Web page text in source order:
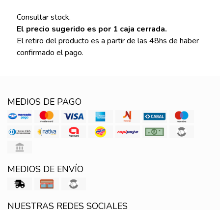
Consultar stock.
El precio sugerido es por 1 caja cerrada.
El retiro del producto es a partir de las 48hs de haber
confirmado el pago.
MEDIOS DE PAGO
MEDIOS DE ENVÍO
NUESTRAS REDES SOCIALES